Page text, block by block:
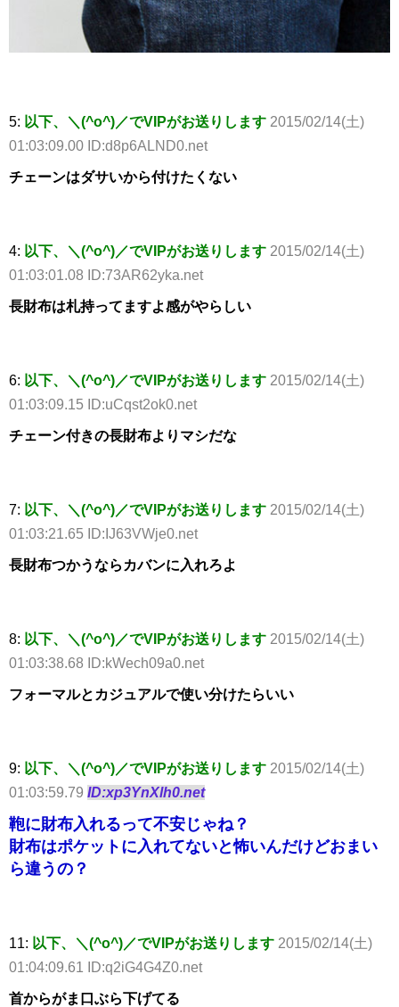
5: 以下、＼(^o^)／でVIPがお送りします 2015/02/14(土)
01:03:09.00 ID:d8p6ALND0.net
チェーンはダサいから付けたくない
4: 以下、＼(^o^)／でVIPがお送りします 2015/02/14(土)
01:03:01.08 ID:73AR62yka.net
長財布は札持ってますよ感がやらしい
6: 以下、＼(^o^)／でVIPがお送りします 2015/02/14(土)
01:03:09.15 ID:uCqst2ok0.net
チェーン付きの長財布よりマシだな
7: 以下、＼(^o^)／でVIPがお送りします 2015/02/14(土)
01:03:21.65 ID:IJ63VWje0.net
長財布つかうならカバンに入れろよ
8: 以下、＼(^o^)／でVIPがお送りします 2015/02/14(土)
01:03:38.68 ID:kWech09a0.net
フォーマルとカジュアルで使い分けたらいい
9: 以下、＼(^o^)／でVIPがお送りします 2015/02/14(土)
01:03:59.79 ID:xp3YnXlh0.net
鞄に財布入れるって不安じゃね？
財布はポケットに入れてないと怖いんだけどおまい
ら違うの？
11: 以下、＼(^o^)／でVIPがお送りします 2015/02/14(土)
01:04:09.61 ID:q2iG4G4Z0.net
首からがま口ぶら下げてる